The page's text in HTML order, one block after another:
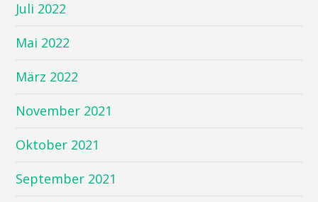
Juli 2022
Mai 2022
März 2022
November 2021
Oktober 2021
September 2021